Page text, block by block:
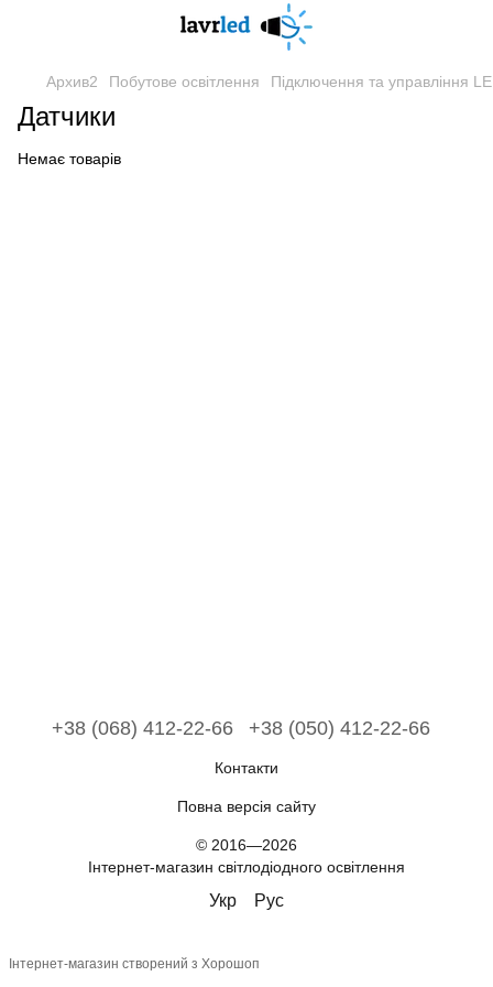
Архив2 Побутове освітлення Підключення та управління
Датчики
Немає товарів
+38 (068) 412-22-66 +38 (050) 412-22-66
Контакти
Повна версія сайту
© 2016—2026
Інтернет-магазин світлодіодного освітлення
Укр Рус
Інтернет-магазин створений з Хорошоп